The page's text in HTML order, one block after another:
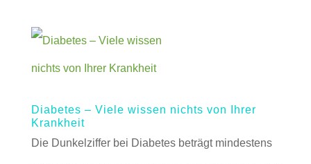
Diabetes – Viele wissen nichts von Ihrer
Krankheit
Die Dunkelziffer bei Diabetes beträgt mindestens